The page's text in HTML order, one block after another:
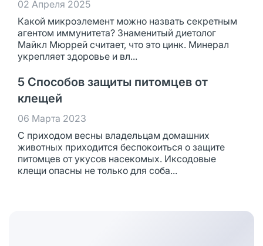
02 Апреля 2025
Какой микроэлемент можно назвать секретным
агентом иммунитета? Знаменитый диетолог
Майкл Мюррей считает, что это цинк. Минерал
укрепляет здоровье и вл...
5 Способов защиты питомцев от
клещей
06 Марта 2023
С приходом весны владельцам домашних
животных приходится беспокоиться о защите
питомцев от укусов насекомых. Иксодовые
клещи опасны не только для соба...